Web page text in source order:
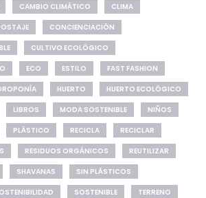
CAMBIO CLIMÁTICO
CLIMA
CONCIENCIACIÓN
CULTIVO ECOLÓGICO
ECO ESTILO
FAST FASHION
HUERTO
HUERTO ECOLÓGICO
LIBROS MODA SOSTENIBLE
NIÑOS
PLÁSTICO RECICLA
RECICLAR
RESIDUOS ORGÁNICOS
REUTILIZAR
SHAVANAS
SIN PLÁSTICOS
SOSTENIBLE
TERRENO